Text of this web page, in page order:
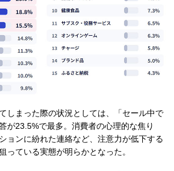
しまった際の状況としては、「セール中で
が23.5%で最多。消費者の心理的な焦り
ョンに紛れた連絡など、注意力が低下する
っている実態が明らかとなった。